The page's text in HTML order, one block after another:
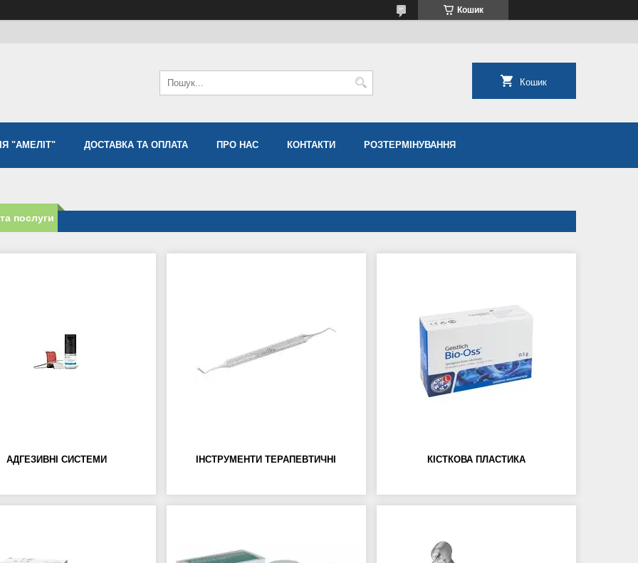
Кошик
Кошик
"АМЕЛІТ" ДОСТАВКА ТА ОПЛАТА ПРО НАС КОНТАКТИ РОЗТЕРМІНУВАННЯ
послуги
АДГЕЗИВНІ СИСТЕМИ ІНСТРУМЕНТИ ТЕРАПЕВТИЧНІ КІСТКОВА ПЛАСТИКА